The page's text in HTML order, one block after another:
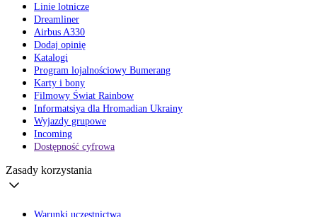
Linie lotnicze
Dreamliner
Airbus A330
Dodaj opinię
Katalogi
Program lojalnościowy Bumerang
Karty i bony
Filmowy Świat Rainbow
Informatsiya dla Hromadian Ukrainy
Wyjazdy grupowe
Incoming
Dostępność cyfrowa
Zasady korzystania
Warunki uczestnictwa